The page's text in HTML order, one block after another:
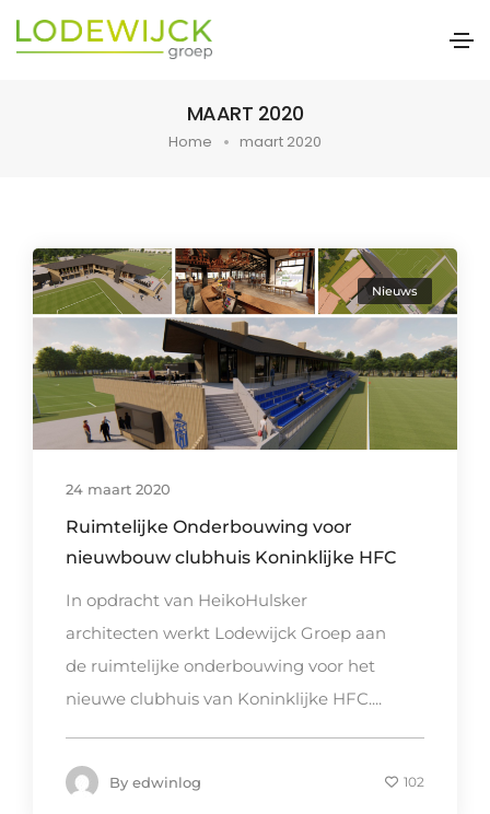
MAART 2020
Home maart 2020
Nieuws
24 maart 2020
Ruimtelijke Onderbouwing voor
nieuwbouw clubhuis Koninklijke HFC
In opdracht van HeikoHulsker
architecten werkt Lodewijck Groep aan
de ruimtelijke onderbouwing voor het
nieuwe clubhuis van Koninklijke HFC....
By edwinlog 102